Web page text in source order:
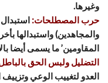
وغيرها.
حرب المصطلحات:
والمجاهدين) واستبدالها
المقاومين’ ما يسمى أيضا
التضليل ولبس الحق
العدو لتغييب الوعي وتزييف